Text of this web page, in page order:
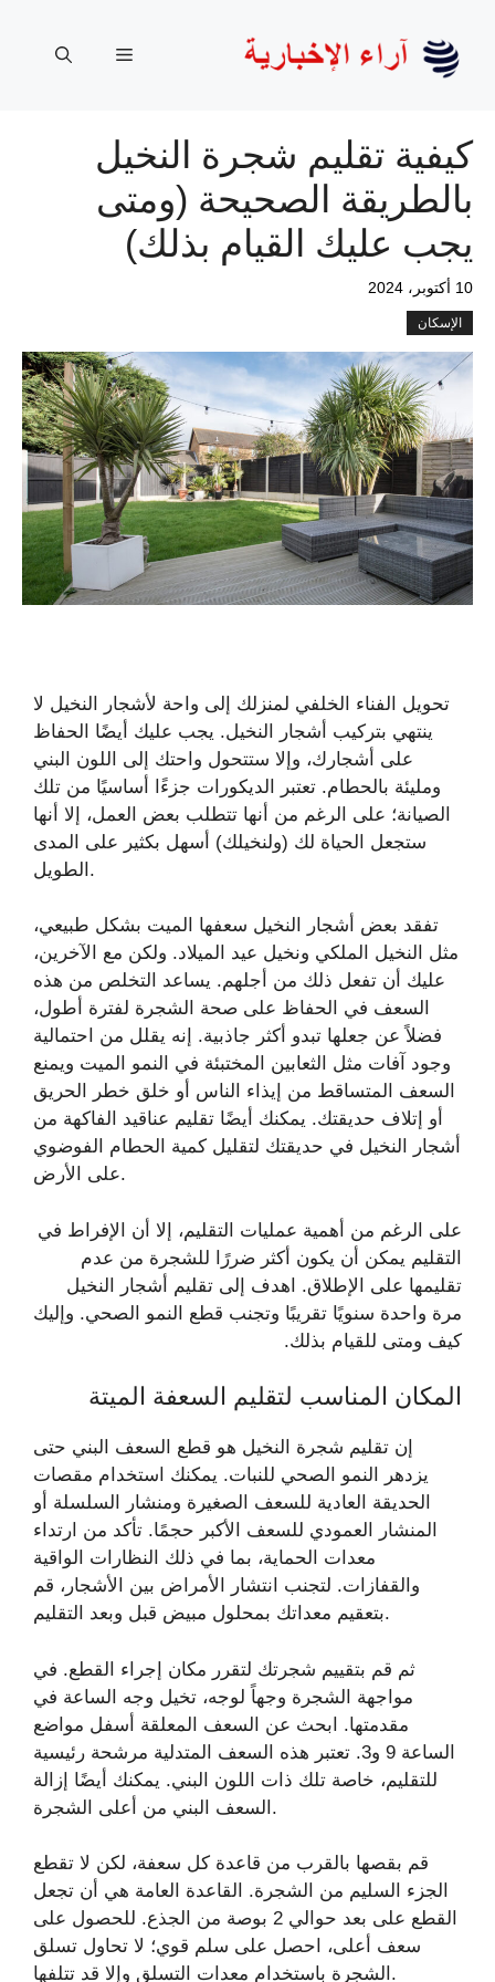
المحتوى
القائمة
كيفية تقليم شجرة النخيل
بالطريقة الصحيحة (ومتى
يجب عليك القيام بذلك)
10 أكتوبر، 2024
الإسكان
تحويل الفناء الخلفي لمنزلك إلى واحة لأشجار النخيل لا
ينتهي بتركيب أشجار النخيل. يجب عليك أيضًا الحفاظ
على أشجارك، وإلا ستتحول واحتك إلى اللون البني
ومليئة بالحطام. تعتبر الديكورات جزءًا أساسيًا من تلك
الصيانة؛ على الرغم من أنها تتطلب بعض العمل، إلا أنها
ستجعل الحياة لك (ولنخيلك) أسهل بكثير على المدى
الطويل.
تفقد بعض أشجار النخيل سعفها الميت بشكل طبيعي،
مثل النخيل الملكي ونخيل عيد الميلاد. ولكن مع الآخرين،
عليك أن تفعل ذلك من أجلهم. يساعد التخلص من هذه
السعف في الحفاظ على صحة الشجرة لفترة أطول،
فضلاً عن جعلها تبدو أكثر جاذبية. إنه يقلل من احتمالية
وجود آفات مثل الثعابين المختبئة في النمو الميت ويمنع
السعف المتساقط من إيذاء الناس أو خلق خطر الحريق
أو إتلاف حديقتك. يمكنك أيضًا تقليم عناقيد الفاكهة من
أشجار النخيل في حديقتك لتقليل كمية الحطام الفوضوي
على الأرض.
على الرغم من أهمية عمليات التقليم، إلا أن الإفراط في
التقليم يمكن أن يكون أكثر ضررًا للشجرة من عدم
تقليمها على الإطلاق. اهدف إلى تقليم أشجار النخيل
مرة واحدة سنويًا تقريبًا وتجنب قطع النمو الصحي. وإليك
كيف ومتى للقيام بذلك.
المكان المناسب لتقليم السعفة الميتة
إن تقليم شجرة النخيل هو قطع السعف البني حتى
يزدهر النمو الصحي للنبات. يمكنك استخدام مقصات
الحديقة العادية للسعف الصغيرة ومنشار السلسلة أو
المنشار العمودي للسعف الأكبر حجمًا. تأكد من ارتداء
معدات الحماية، بما في ذلك النظارات الواقية
والقفازات. لتجنب انتشار الأمراض بين الأشجار، قم
بتعقيم معداتك بمحلول مبيض قبل وبعد التقليم.
ثم قم بتقييم شجرتك لتقرر مكان إجراء القطع. في
مواجهة الشجرة وجهاً لوجه، تخيل وجه الساعة في
مقدمتها. ابحث عن السعف المعلقة أسفل مواضع
الساعة 9 و3. تعتبر هذه السعف المتدلية مرشحة رئيسية
للتقليم، خاصة تلك ذات اللون البني. يمكنك أيضًا إزالة
السعف البني من أعلى الشجرة.
قم بقصها بالقرب من قاعدة كل سعفة، لكن لا تقطع
الجزء السليم من الشجرة. القاعدة العامة هي أن تجعل
القطع على بعد حوالي 2 بوصة من الجذع. للحصول على
سعف أعلى، احصل على سلم قوي؛ لا تحاول تسلق
الشجرة باستخدام معدات التسلق وإلا قد تتلفها.